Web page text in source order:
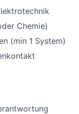
Chemie)
(min 1 System)